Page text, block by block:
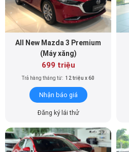
All New Mazda 3 Premium
(Máy xăng)
699 triệu
Trả hàng tháng từ: 12 triệu x 60
Nhận báo giá
Đăng ký lái thử